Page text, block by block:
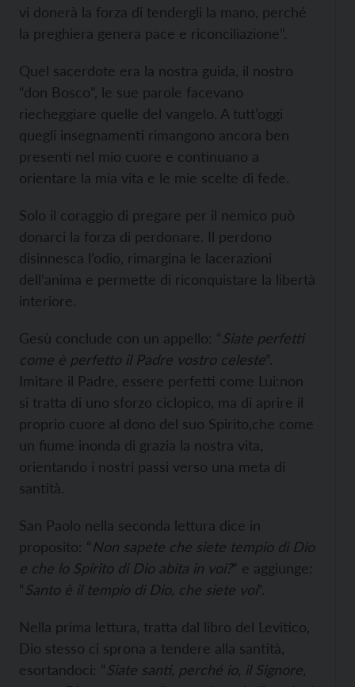
vi donerà la forza di tendergli la mano, perché
la preghiera genera pace e riconciliazione”.
Quel sacerdote era la nostra guida, il nostro
“don Bosco”, le sue parole facevano
riecheggiare quelle del vangelo. A tutt’oggi
quegli insegnamenti rimangono ancora ben
presenti nel mio cuore e continuano a
orientare la mia vita e le mie scelte di fede.
Solo il coraggio di pregare per il nemico può
donarci la forza di perdonare. Il perdono
disinnesca l’odio, rimargina le lacerazioni
dell’anima e permette di riconquistare la libertà
interiore.
Gesù conclude con un appello: “Siate perfetti
come è perfetto il Padre vostro celeste”.
Imitare il Padre, essere perfetti come Lui:non
si tratta di uno sforzo ciclopico, ma di aprire il
proprio cuore al dono del suo Spirito,che come
un fiume inonda di grazia la nostra vita,
orientando i nostri passi verso una meta di
santità.
San Paolo nella seconda lettura dice in
proposito: “Non sapete che siete tempio di Dio
e che lo Spirito di Dio abita in voi?” e aggiunge:
“Santo è il tempio di Dio, che siete voi”.
Nella prima lettura, tratta dal libro del Levitico,
Dio stesso ci sprona a tendere alla santità,
esortandoci: “Siate santi, perché io, il Signore,